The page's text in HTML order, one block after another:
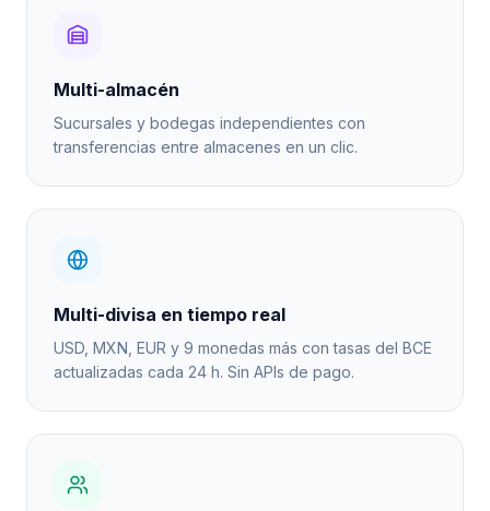
Multi-almacén
Sucursales y bodegas independientes con
transferencias entre almacenes en un clic.
Multi-divisa en tiempo real
USD, MXN, EUR y 9 monedas más con tasas del BCE
actualizadas cada 24 h. Sin APIs de pago.